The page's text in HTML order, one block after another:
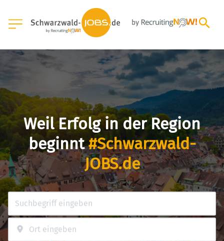
Weil Erfolg in der Region
beginnt#Schwarzwald-
JOBS.de